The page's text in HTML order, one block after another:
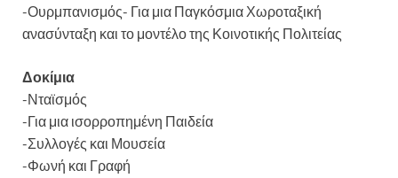
-Ουρμπανισμός- Για μια Παγκόσμια Χωροταξική
ανασύνταξη και το μοντέλο της Κοινοτικής Πολιτείας
Δοκίμια
-Νταϊσμός
-Για μια ισορροπημένη Παιδεία
-Συλλογές και Μουσεία
-Φωνή και Γραφή